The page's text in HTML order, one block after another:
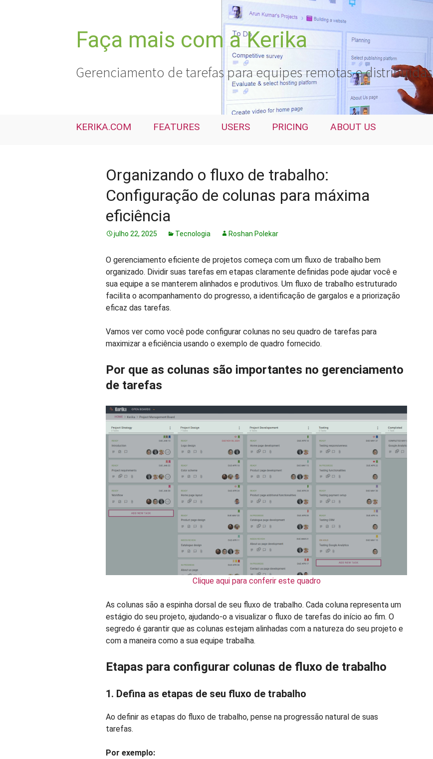
Faça mais com a Kerika
Gerenciamento de tarefas para equipes remotas e distribuídas
KERIKA.COM FEATURES USERS PRICING ABOUT US
Organizando o fluxo de trabalho:
Configuração de colunas para máxima
eficiência
julho 22, 2025 Tecnologia Roshan Polekar
O gerenciamento eficiente de projetos começa com um fluxo de trabalho bem
organizado. Dividir suas tarefas em etapas claramente definidas pode ajudar você e
sua equipe a se manterem alinhados e produtivos. Um fluxo de trabalho estruturado
facilita o acompanhamento do progresso, a identificação de gargalos e a priorização
eficaz das tarefas.
Vamos ver como você pode configurar colunas no seu quadro de tarefas para
maximizar a eficiência usando o exemplo de quadro fornecido.
Por que as colunas são importantes no gerenciamento
de tarefas
Clique aqui para conferir este quadro
As colunas são a espinha dorsal de seu fluxo de trabalho. Cada coluna representa um
estágio do seu projeto, ajudando-o a visualizar o fluxo de tarefas do início ao fim. O
segredo é garantir que as colunas estejam alinhadas com a natureza do seu projeto e
com a maneira como a sua equipe trabalha.
Etapas para configurar colunas de fluxo de trabalho
1. Defina as etapas de seu fluxo de trabalho
Ao definir as etapas do fluxo de trabalho, pense na progressão natural de suas
tarefas.
Por exemplo: